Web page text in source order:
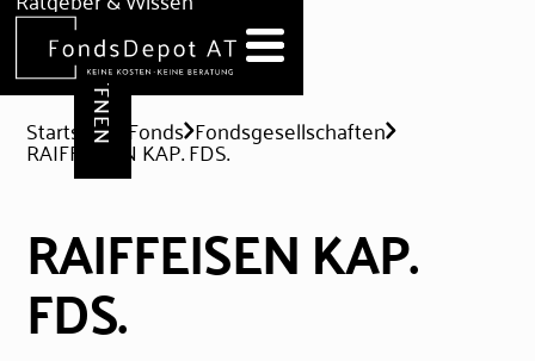
Hilfe & Formulare
DEPOT ERÖFFNEN
Startseite Fonds Fondsgesellschaften
RAIFFEISEN KAP. FDS.
RAIFFEISEN KAP.
FDS.